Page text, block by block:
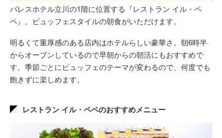
パレスホテル立川の1階に位置する『レストラン イル・ペ
ペ』。ビュッフェスタイルの朝食がいただけます。
明るくて重厚感のある店内はホテルらしい豪華さ。朝6時半
からオープンしているので早朝からの朝活にもおすすめで
す。季節ごとにビュッフェのテーマが変わるので、何度でも
飽きずに楽しめます。
レストラン イル・ペペのおすすめメニュー